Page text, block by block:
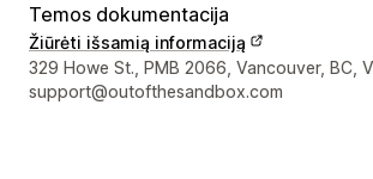
Temos dokumentacija
Žiūrėti išsamią informaciją
Kūrėjo kontaktiniai duomenys
329 Howe St., PMB 2066, Vancouver, BC,
support@outofthesandbox.com